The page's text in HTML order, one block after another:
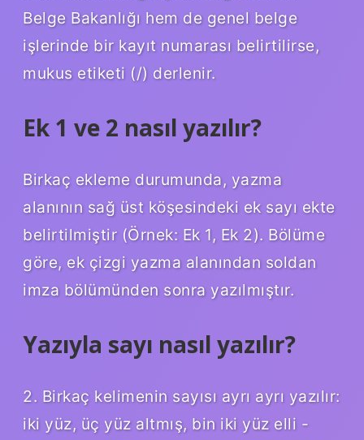
Belge Bakanlığı hem de genel belge
işlerinde bir kayıt numarası belirtilirse,
mukus etiketi (/) derlenir.
Ek 1 ve 2 nasıl yazılır?
Birkaç ekleme durumunda, yazma
alanının sağ üst köşesindeki ek sayı ekte
belirtilmiştir (Örnek: Ek 1, Ek 2). Bölüme
göre, ek çizgi yazma alanından soldan
imza bölümünden sonra yazılmıştır.
Yazıyla sayı nasıl yazılır?
2. Birkaç kelimenin sayısı ayrı ayrı yazılır:
iki yüz, üç yüz altmış, bin iki yüz elli -